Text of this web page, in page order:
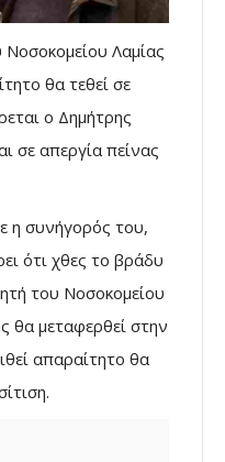
Λαμίας
θα τεθεί σε
ο Δημήτρης
σε απεργία πείνας
η συνήγορός του,
ότι χθες το βράδυ
του Νοσοκομείου
θα μεταφερθεί στην
απαραίτητο θα